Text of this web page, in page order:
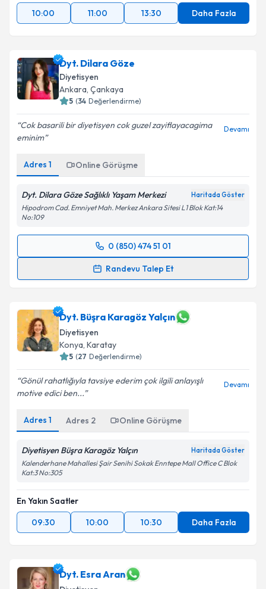
10:00
11:00 13:30 Daha Fazla
Dyt. Dilara Göze
Diyetisyen
Ankara, Çankaya
5 (34 Değerlendirme)
Cok basarili bir diyetisyen cok guzel zayiflayacagima
eminim
Devamı
Adres 1 Online Görüşme
Dyt. Dilara Göze Sağlıklı Yaşam Merkezi Haritada Göster
Hipodrom Cad. Emniyet Mah. Merkez Ankara Sitesi L1 Blok Kat:14
No:109
0 (850) 474 51 01
Randevu Talep Et
Randevu Takvimi Talebi
takvim hazırlandığında e-posta ile bilgilendireceğiz.
E-posta Adresiniz
Kişisel verilerimin işlenmesine ilişkin
kapsamda işlenmesini kabul ediyorum.
Takvim Talebini Gönder
Dyt. Büşra Karagöz Yalçın
Diyetisyen
Konya, Karatay
5 (27 Değerlendirme)
Gönül rahatlığıyla tavsiye ederim çok ilgili anlayışlı
motive edici ben...
Devamı
Adres 1 Adres 2 Online Görüşme
Diyetisyen Büşra Karagöz Yalçın Haritada Göster
Kalenderhane Mahallesi Şair Senihi Sokak Enntepe Mall Office C Blok
Kat:3 No:305
En Yakın Saatler
09:30
10:00 10:30 Daha Fazla
Dyt. Esra Aran